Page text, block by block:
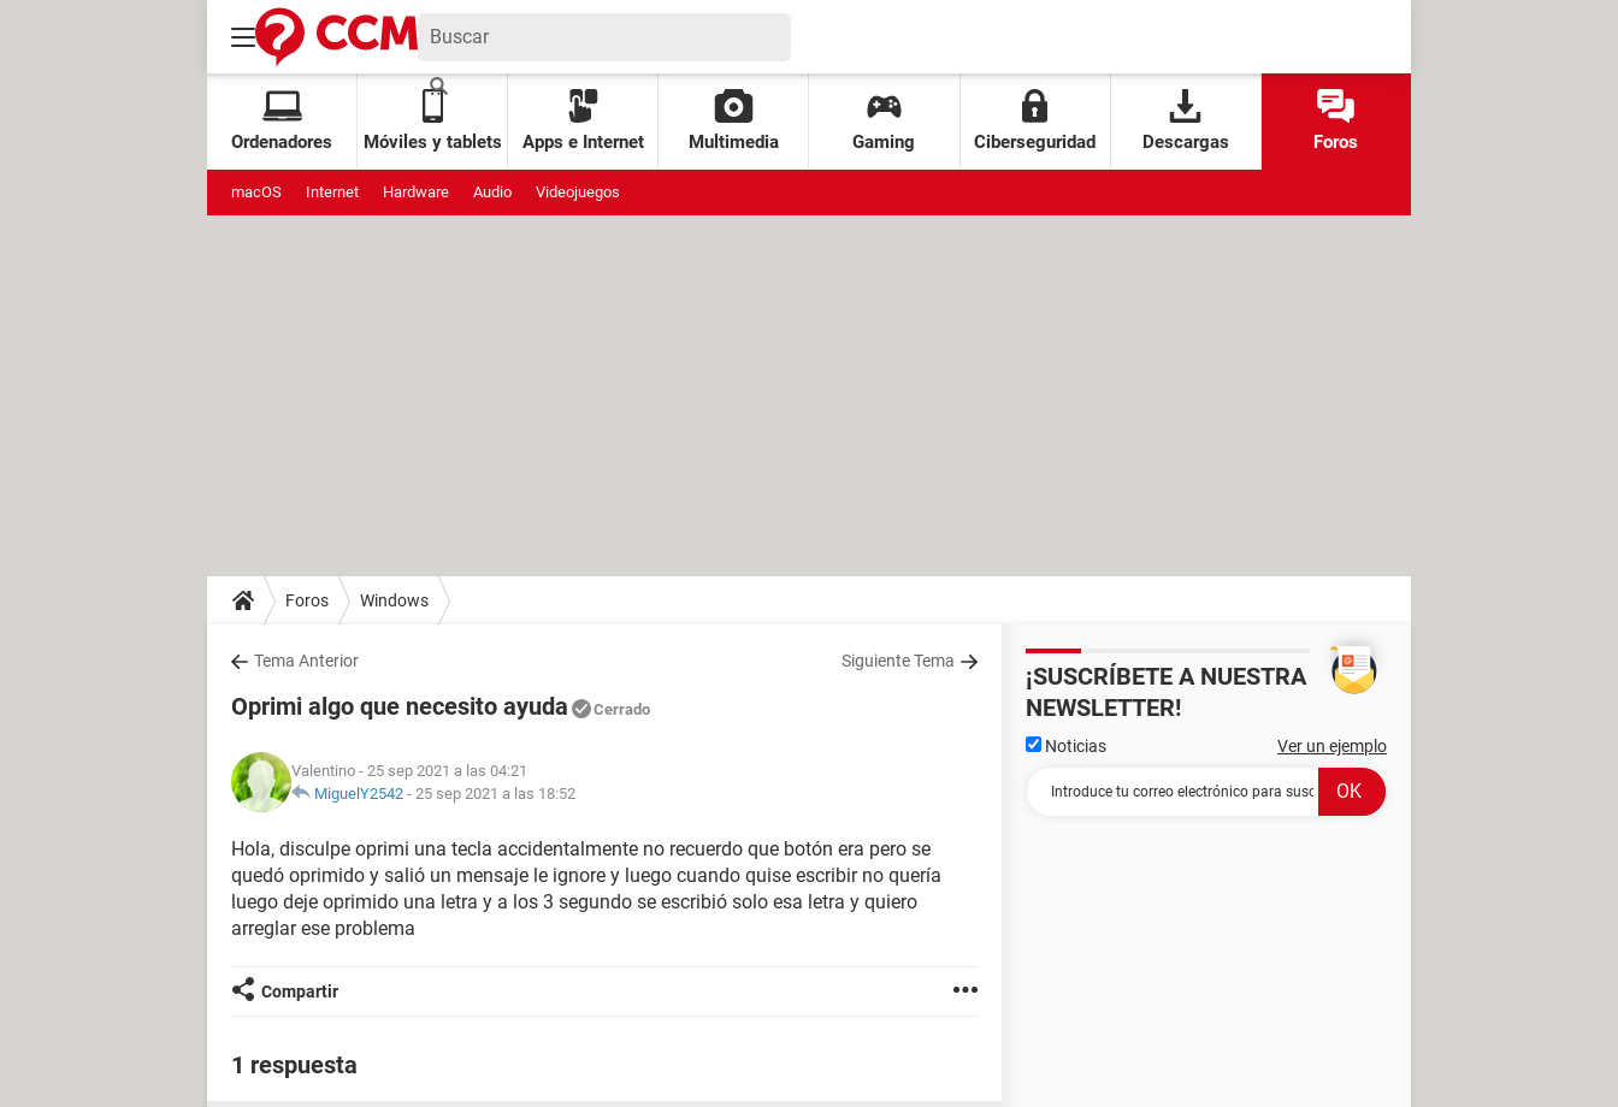
Ordenadores Móviles y tablets Apps e Internet Multimedia Gaming Ciberseguridad Descargas Foros
macOS Internet Hardware Audio Videojuegos
Foros Windows
Tema Anterior Siguiente Tema
Oprimi algo que necesito ayuda Cerrado
Valentino - 25 sep 2021 a las 04:21
MiguelY2542 - 25 sep 2021 a las 18:52
Hola, disculpe oprimi una tecla accidentalmente no recuerdo que botón era pero se
quedó oprimido y salió un mensaje le ignore y luego cuando quise escribir no quería
luego deje oprimido una letra y a los 3 segundo se escribió solo esa letra y quiero
arreglar ese problema
Compartir
1 respuesta
¡SUSCRÍBETE A NUESTRA
NEWSLETTER!
Noticias Ver un ejemplo